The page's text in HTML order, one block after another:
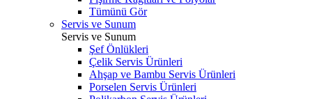
Tümünü Gör
Servis ve Sunum
Servis ve Sunum
Şef Önlükleri
Çelik Servis Ürünleri
Ahşap ve Bambu Servis Ürünleri
Porselen Servis Ürünleri